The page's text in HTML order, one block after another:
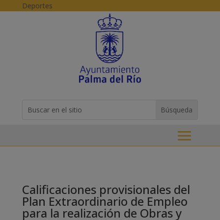
Skip to content
Deportes
for...
Calificaciones provisionales del
Plan Extraordinario de Empleo
para la realización de Obras y